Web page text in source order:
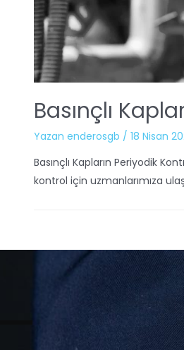
Basınçlı
Yazan enderosgb / 18 Nisan
Basınçlı Kapların Periyodik
kontrol için uzmanlarımıza